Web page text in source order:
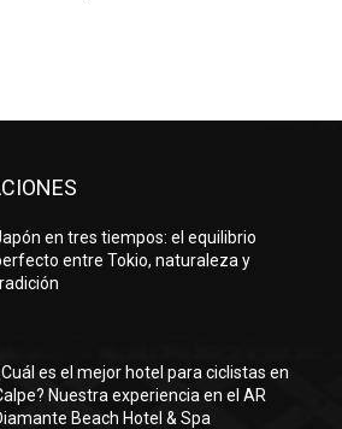
en tres tiempos: el equilibrio
entre Tokio, naturaleza y
es el mejor hotel para ciclistas en
Nuestra experiencia en el AR
Beach Hotel & Spa